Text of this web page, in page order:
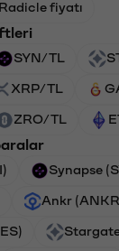
fiyatı
SYN/TL
XRP/TL
ZRO/TL
Synapse
Ankr